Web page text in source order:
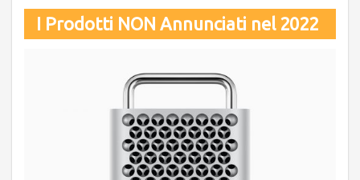
I Prodotti NON Annunciati nel 2022